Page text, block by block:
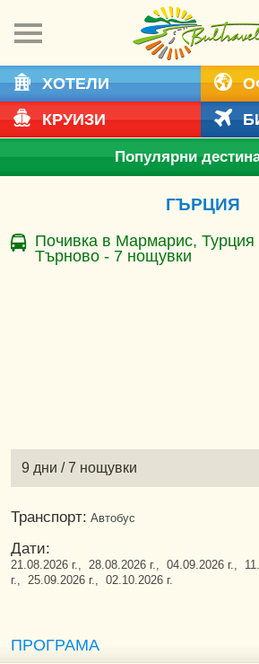
ХОТЕЛИ
КРУИЗИ
Популярни
ГЪРЦИЯ
Почивка в Мармарис, Турция
Търново - 7 нощувки
9 дни / 7 нощувки
Транспорт: Автобус
Дати:
21.08.2026 г., 28.08.2026 г., 04.09.2026 г.,
г., 25.09.2026 г., 02.10.2026 г.
ПРОГРАМА